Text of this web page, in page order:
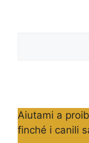
Aiutami a
finché i canili